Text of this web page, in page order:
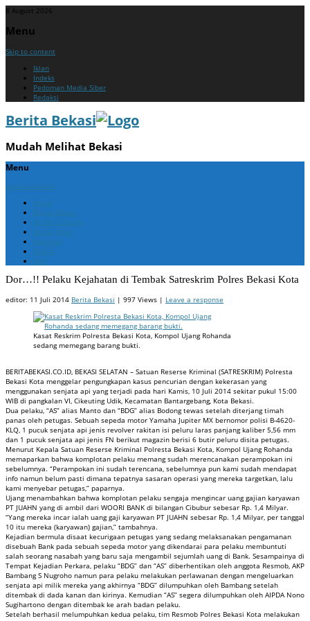
8 August 2026
Menu
Skip to content
Iklan
Indeks
Pedoman Media Siber
Redaksi
Berita Bekasi
Mudah Melihat Bekasi
Menu
Skip to content
Home
Berita Bekasi
Berita Cikarang
Berita Jabar
Nasional
Politik
ADV
Dor…!! Pelaku Kejahatan di Tembak Satreskrim Polres Bekasi Kota
editor: 11 Juli 2014 Berita Bekasi | 997 Views | Leave a response
Kasat Reskrim Polresta Bekasi Kota, Kompol Ujang Rohanda
sedang memegang barang bukti.
BERITABEKASI.CO.ID, BEKASI SELATAN – Satuan Reserse Kriminal (SATRESKRIM) Polresta
Bekasi Kota menggelar pengungkapan kasus pencurian dengan kekerasan yang
menggunakan senjata api yang terjadi pada hari Kamis, 10 Juli 2014 sekitar pukul 15:00
WIB di pangkalan VI, Cikeuting Udik, Kecamatan Bantargebang, Kota Bekasi.
Dua pelaku, “AS” alias Manto dan “BDG” alias Bodong tewas setelah diterjang timah
panas oleh petugas. Sebuah sepeda motor Yamaha Jupiter MX bernomor polisi B-4620-
KLQ, 1 pucuk senjata api jenis revolver rakitan isi peluru laras panjang kaliber 5,56 mm
dan 1 pucuk senjata api jenis FN berikut magazin berisi 6 butir peluru disita petugas.
Menurut Kepala Satuan Reserse Kriminal Polresta Bekasi Kota, Kompol Ujang Rohanda
memaparkan bahwa komplotan pelaku memang sudah merencanakan perampokan ini
sebelumnya. “Perampokan ini sudah terencana, sebelumnya pun kami sudah mendapat
info namun belum pasti dimana tepatnya sasaran operasi yang mereka targetkan, lalu
kami menyebar petugas,” paparnya.
Ujang menambahkan bahwa komplotan pelaku sengaja mengincar uang gajian karyawan
PT JUAHN yang di ambil dari WOORI BANK di bilangan Cibubur sebesar Rp. 1,4 Milyar.
“Yang mereka incar ialah uang gaji karyawan PT JUAHN sebesar Rp. 1,4 Milyar, per tanggal
10 itu mereka (karyawan) gajian,” tambahnya.
Kejadian bermula disaat kecurigaan petugas yang sedang melaksanakan pengamanan
disebuah Bank pada sebuah sepeda motor yang dikendarai para pelaku membuntuti
salah seorang nasabah yang baru saja mengambil sejumlah uang di Bank. Sesampainya di
Tempat Kejadian Perkara, pelaku “BDG” dan “AS” diberhentikan oleh anggota Resmob, AKP
Bambang S Nugroho namun para pelaku melakukan perlawanan dengan mengeluarkan
senjata api milik mereka yang akhirnya “BDG” dilumpuhkan oleh Bambang setelah
ditembak di dada kanan dan kirinya. Kemudian “AS” segera dilumpuhkan oleh AIPDA Nono
Sugihartono dengan ditembak ke arah badan pelaku.
Setelah berhasil melumpuhkan kedua pelaku, tim Resmob Polres Bekasi Kota melakukan